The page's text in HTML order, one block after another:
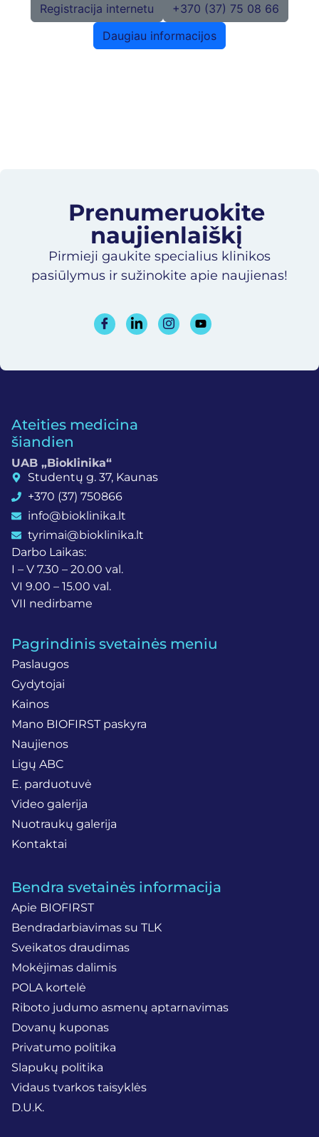
Registracija internetu
+370 (37) 75 08 66
Daugiau informacijos
Prenumeruokite
naujienlaiškį​
Pirmieji gaukite specialius klinikos
pasiūlymus ir sužinokite apie naujienas!
Ateities medicina
šiandien
UAB „Bioklinika“
Studentų g. 37, Kaunas
+370 (37) 750866
info@bioklinika.lt
tyrimai@bioklinika.lt
Darbo Laikas:
I – V 7.30 – 20.00 val.
VI 9.00 – 15.00 val.
VII nedirbame
Pagrindinis svetainės meniu
Paslaugos
Gydytojai
Kainos
Mano BIOFIRST paskyra
Naujienos
Ligų ABC
E. parduotuvė
Video galerija
Nuotraukų galerija
Kontaktai
Bendra svetainės informacija
Apie BIOFIRST
Bendradarbiavimas su TLK
Sveikatos draudimas
Mokėjimas dalimis
POLA kortelė
Riboto judumo asmenų aptarnavimas
Dovanų kuponas
Privatumo politika
Slapukų politika
Vidaus tvarkos taisyklės
D.U.K.